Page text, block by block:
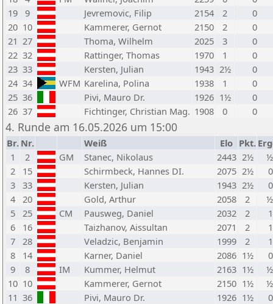
19
9 Jevremovic, Filip 2154 2
0
20 10 Kammerer, Gernot 2150 2
0
21 27 Thoma, Wilhelm 2025 3
0
22 32 Rattinger, Thomas 1970 1
0
23 33 Kersten, Julian 1943 2½
0
24 34 WFM Karelina, Polina 1938 1
0
25 36 Pivi, Mauro Dr. 1926 1½
0
26 37 Fichtinger, Christian Mag. 1908 0 0
4. Runde am 16.05.2026 um 15:00
Br. Nr. Weiß Elo Pkt.
1
2 GM Stanec, Nikolaus 2443 2½
2
15 Schirmbeck, Hannes DI. 2075 2½
3
33 Kersten, Julian 1943 2½
4
20 Gold, Arthur 2058 2
5
25 CM Pausweg, Daniel 2032 2
6
16 Taizhanov, Aissultan 2071 2
7
28 Veladzic, Benjamin 1999 2
8
14 Karner, Daniel 2086 1½
9
8 IM Kummer, Helmut 2163 1½
10 10 Kammerer, Gernot 2150 1½
11 36 Pivi, Mauro Dr. 1926 1½